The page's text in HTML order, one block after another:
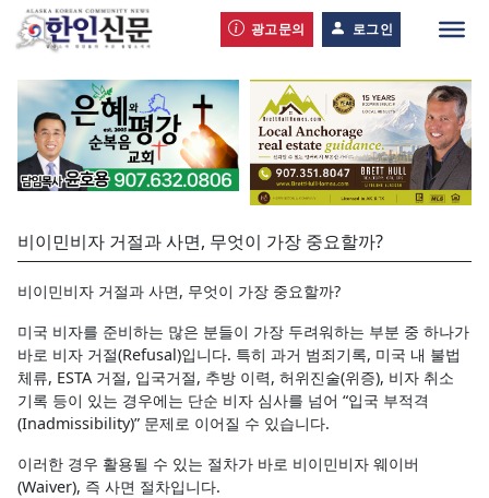
광고문의 로그인
비이민비자 거절과 사면, 무엇이 가장 중요할까?
비이민비자 거절과 사면, 무엇이 가장 중요할까?
미국 비자를 준비하는 많은 분들이 가장 두려워하는 부분 중 하나가
바로 비자 거절(Refusal)입니다. 특히 과거 범죄기록, 미국 내 불법
체류, ESTA 거절, 입국거절, 추방 이력, 허위진술(위증), 비자 취소
기록 등이 있는 경우에는 단순 비자 심사를 넘어 “입국 부적격
(Inadmissibility)” 문제로 이어질 수 있습니다.
이러한 경우 활용될 수 있는 절차가 바로 비이민비자 웨이버
(Waiver), 즉 사면 절차입니다.